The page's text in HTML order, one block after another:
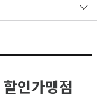
인가맹점